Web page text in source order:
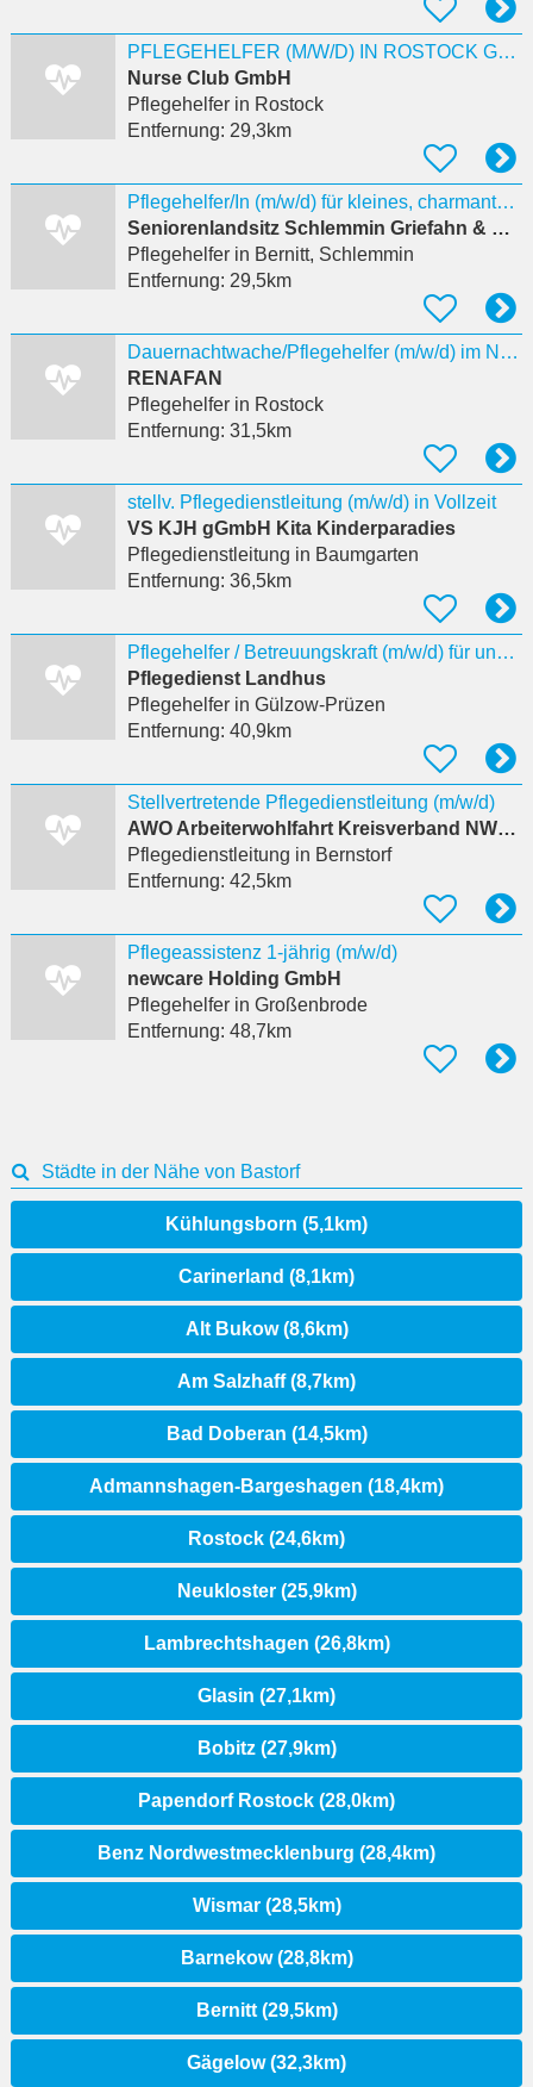
PFLEGEHELFER (M/W/D) IN ROSTOCK GESUCHT
Nurse Club GmbH
Pflegehelferin Rostock
Entfernung: 29,3km
Pflegehelfer/In (m/w/d) für kleines, charmantes Pflegeheim
Seniorenlandsitz Schlemmin Griefahn & Effler GbR
Pflegehelferin Bernitt, Schlemmin
Entfernung: 29,5km
Dauernachtwache/Pflegehelfer (m/w/d) im Nachtdienst stationäre Pflege Rostock
RENAFAN
Pflegehelferin Rostock
Entfernung: 31,5km
stellv. Pflegedienstleitung (m/w/d) in Vollzeit
VS KJH gGmbH Kita Kinderparadies
Pflegedienstleitung in Baumgarten
Entfernung: 36,5km
Pflegehelfer / Betreuungskraft (m/w/d) für unsere Tagespflege
Pflegedienst Landhus
Pflegehelferin Gülzow-Prüzen
Entfernung: 40,9km
Stellvertretende Pflegedienstleitung (m/w/d)
AWO Arbeiterwohlfahrt Kreisverband NWM e.V.
Pflegedienstleitung in Bernstorf
Entfernung: 42,5km
Pflegeassistenz 1-jährig (m/w/d)
newcare Holding GmbH
Pflegehelferin Großenbrode
Entfernung: 48,7km
Städte in der Nähe von Bastorf
Kühlungsborn (5,1km)
Carinerland (8,1km)
Alt Bukow (8,6km)
Am Salzhaff (8,7km)
Bad Doberan (14,5km)
Admannshagen-Bargeshagen (18,4km)
Rostock (24,6km)
Neukloster (25,9km)
Lambrechtshagen (26,8km)
Glasin (27,1km)
Bobitz (27,9km)
Papendorf Rostock (28,0km)
Benz Nordwestmecklenburg (28,4km)
Wismar (28,5km)
Barnekow (28,8km)
Bernitt (29,5km)
Gägelow (32,3km)